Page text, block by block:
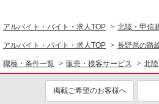
アルバイト・バイト・求人TOP 北陸・甲信
アルバイト・バイト・求人TOP 長野県の路
職種・条件一覧 販売・接客サービス 北
掲載ご希望のお客様へ